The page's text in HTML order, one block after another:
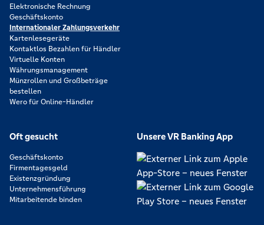
Elektronische Rechnung
Geschäftskonto
Internationaler Zahlungsverkehr
Kartenlesegeräte
Kontaktlos Bezahlen für Händler
Virtuelle Konten
Währungsmanagement
Münzrollen und Großbeträge
bestellen
Wero für Online-Händler
Oft gesucht
Geschäftskonto
Firmentagesgeld
Existenzgründung
Unternehmensführung
Mitarbeitende binden
Unsere VR Banking App